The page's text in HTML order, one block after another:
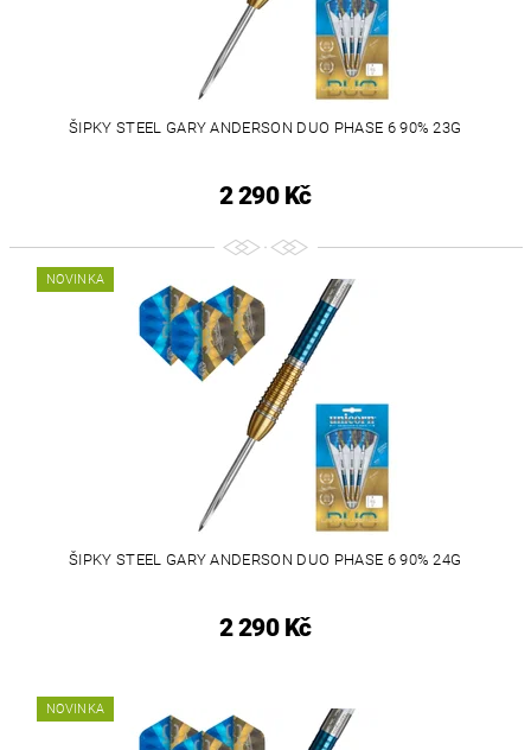
ŠIPKY STEEL GARY ANDERSON DUO PHASE 6 90% 23G
2 290 Kč
NOVINKA
ŠIPKY STEEL GARY ANDERSON DUO PHASE 6 90% 24G
2 290 Kč
NOVINKA